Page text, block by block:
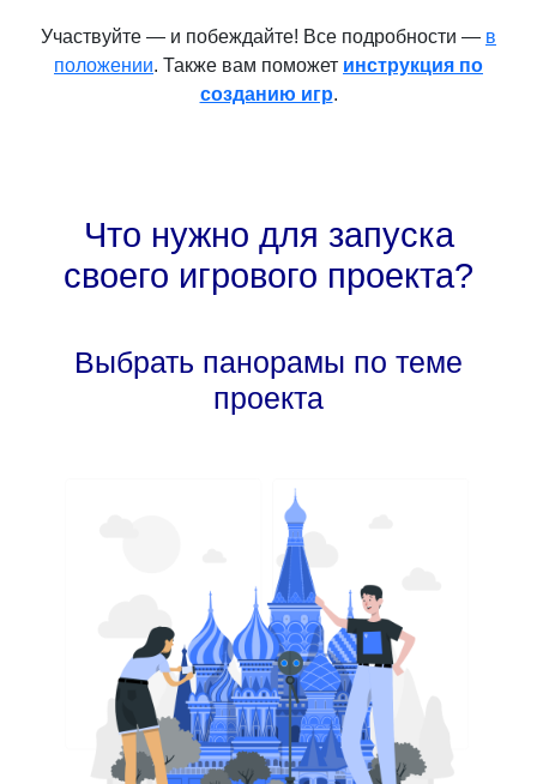
Участвуйте — и побеждайте! Все подробности — в
положении. Также вам поможет инструкция по
созданию игр.
Что нужно для запуска
своего игрового проекта?
Выбрать панорамы по теме
проекта